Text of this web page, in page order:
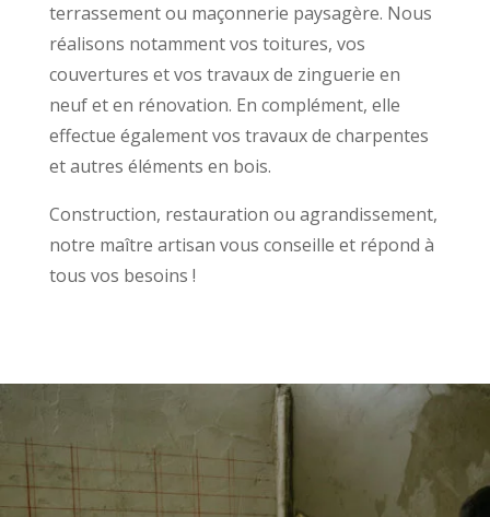
terrassement ou maçonnerie paysagère. Nous
réalisons notamment vos toitures, vos
couvertures et vos travaux de zinguerie en
neuf et en rénovation. En complément, elle
effectue également vos travaux de charpentes
et autres éléments en bois.
Construction, restauration ou agrandissement,
notre maître artisan vous conseille et répond à
tous vos besoins !